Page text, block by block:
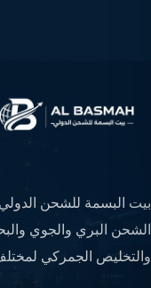
بيت البسمة للشحن
الشحن البري والجوي
والتخليص الجمركي